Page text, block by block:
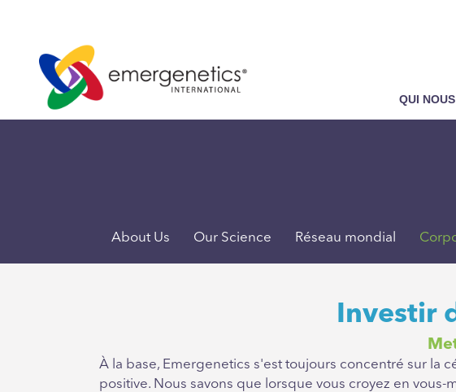
QUI
About Us Our Science Réseau mondial
Investir
À la base, Emergenetics s'est toujours concentré sur la
positive. Nous savons que lorsque vous croyez en